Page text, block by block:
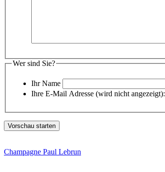
Wer sind Sie?
Ihr Name
Ihre E-Mail Adresse (wird nicht angezeigt):
Champagne Paul Lebrun